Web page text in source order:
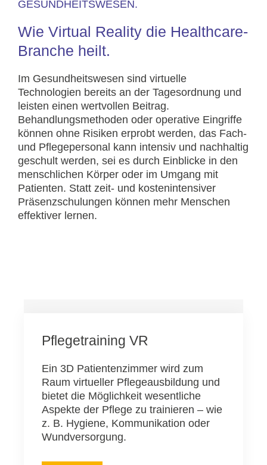
GESUNDHEITSWESEN.
Wie Virtual Reality die Healthcare-
Branche heilt.
Im Gesundheitswesen sind virtuelle
Technologien bereits an der Tagesordnung und
leisten einen wertvollen Beitrag.
Behandlungsmethoden oder operative Eingriffe
können ohne Risiken erprobt werden, das Fach-
und Pflegepersonal kann intensiv und nachhaltig
geschult werden, sei es durch Einblicke in den
menschlichen Körper oder im Umgang mit
Patienten. Statt zeit- und kostenintensiver
Präsenzschulungen können mehr Menschen
effektiver lernen.
Pflegetraining VR
Ein 3D Patientenzimmer wird zum
Raum virtueller Pflegeausbildung und
bietet die Möglichkeit wesentliche
Aspekte der Pflege zu trainieren – wie
z. B. Hygiene, Kommunikation oder
Wundversorgung.